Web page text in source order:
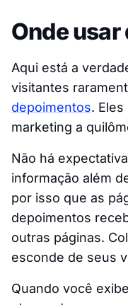
Onde
Aqui está a
visitantes
depoimentos.
marketing a
Não há
informação além
por isso que as
depoimentos
outras páginas.
esconde de seus
Quando você